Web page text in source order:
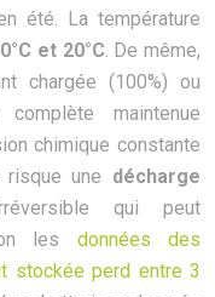
été. La température
et 20°C . De même,
chargée (100%) ou
maintenue
chimique constante
une décharge
qui peut
les données des
stockée perd entre 3